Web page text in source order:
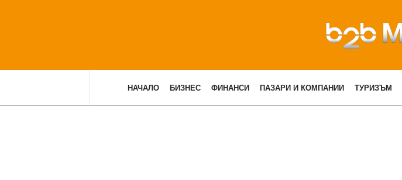
НАЧАЛО БИЗНЕС ФИНАНСИ ПАЗАРИ И КОМПАНИИ ТУРИЗЪМ